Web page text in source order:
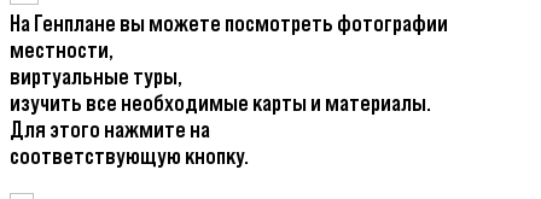
На Генплане вы можете посмотреть фотографии
местности,
виртуальные туры,
изучить все необходимые карты и материалы.
Для этого нажмите на
соответствующую кнопку.